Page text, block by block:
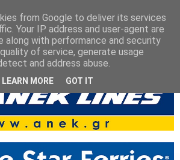
from Google to deliver its services
Your IP address and user-agent are
along with performance and security
of service, generate usage
and address abuse.
LEARN MORE GOT IT